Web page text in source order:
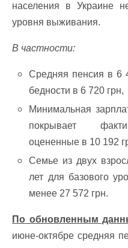
населения в Украине
уровня выживания.
В частности:
Средняя пенсия в 6
бедности в 6 720 грн,
Минимальная
покрывает
оцененные в 10 192
Семье из двух
лет для базового
менее 27 572 грн.
По обновленным
июне-октябре средняя